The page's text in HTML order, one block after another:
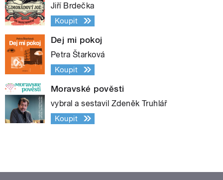
Jiří Brdečka
Koupit
Dej mi pokoj
Petra Štarková
Koupit
Moravské pověsti
vybral a sestavil Zdeněk Truhlář
Koupit